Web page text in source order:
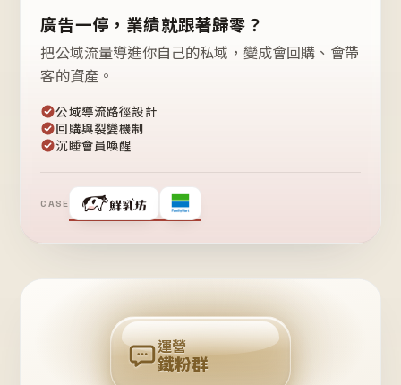
廣告一停，業績就跟著歸零？
把公域流量導進你自己的私域，變成會回購、會帶
客的資產。
公域導流路徑設計
回購與裂變機制
沉睡會員喚醒
CASE
❤
粉
回
購
運營
鐵粉群